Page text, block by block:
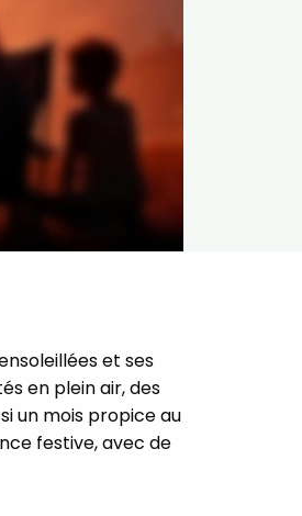
et ses
en plein air, des
un mois propice au
festive, avec de